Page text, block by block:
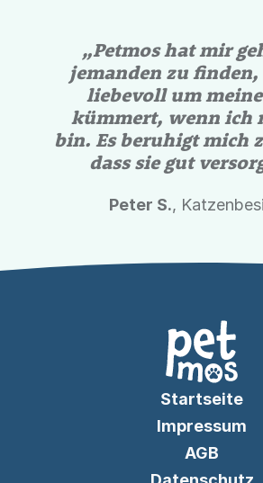
„Petmos hat mir
jemanden zu finden,
liebevoll um
kümmert, wenn ich
bin. Es beruhigt mich
dass sie gut
Peter S.,
Startseite
Impressum
AGB